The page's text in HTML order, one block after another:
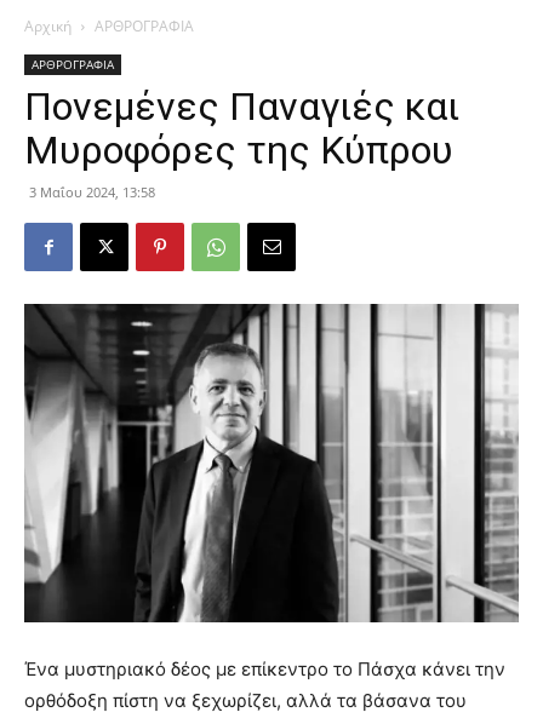
Αρχική ΑΡΘΡΟΓΡΑΦΙΑ
ΑΡΘΡΟΓΡΑΦΙΑ
Πονεμένες Παναγιές και
Μυροφόρες της Κύπρου
3 Μαΐου 2024, 13:58
Ένα μυστηριακό δέος με επίκεντρο το Πάσχα κάνει την
ορθόδοξη πίστη να ξεχωρίζει, αλλά τα βάσανα του